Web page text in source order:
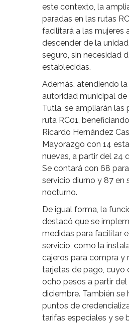
este contexto, la
paradas en las rutas
facilitará a las mujeres
descender de la
seguro, sin necesidad
establecidas.
Además, atendiendo
autoridad municipal de
Tutla, se ampliarán las
ruta RC01,
Ricardo Hernández
Mayorazgo con 14
nuevas, a partir del 24
Se contará con 68
servicio diurno y 87 en
nocturno.
De igual forma, la
destacó que se
medidas para facilitar
servicio, como la
cajeros para compra y
tarjetas de pago, cuyo
ocho pesos a partir
diciembre. También se
puntos de
tarifas especiales y se